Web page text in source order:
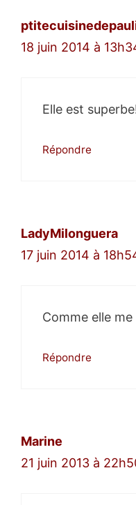
18 juin 2014 à
Elle est
Répondre
LadyMilonguera
17 juin 2014 à
Comme elle
Répondre
Marine
21 juin 2013 à